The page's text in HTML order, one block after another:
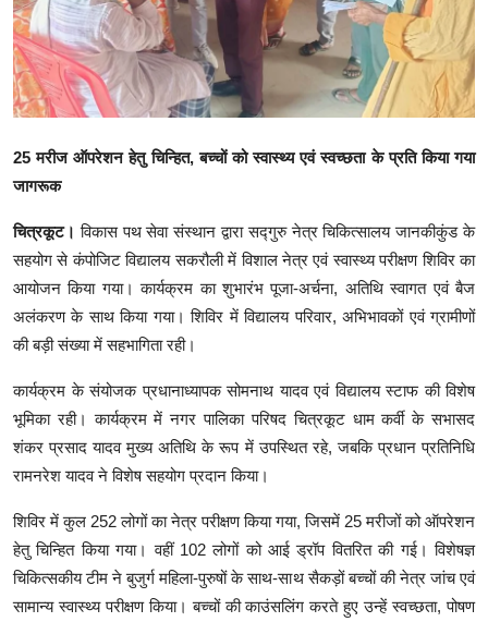
25 मरीज ऑपरेशन हेतु चिन्हित, बच्चों को स्वास्थ्य एवं स्वच्छता के प्रति किया गया
जागरूक
चित्रकूट। विकास पथ सेवा संस्थान द्वारा सद्गुरु नेत्र चिकित्सालय जानकीकुंड के
सहयोग से कंपोजिट विद्यालय सकरौली में विशाल नेत्र एवं स्वास्थ्य परीक्षण शिविर का
आयोजन किया गया। कार्यक्रम का शुभारंभ पूजा-अर्चना, अतिथि स्वागत एवं बैज
अलंकरण के साथ किया गया। शिविर में विद्यालय परिवार, अभिभावकों एवं ग्रामीणों
की बड़ी संख्या में सहभागिता रही।
कार्यक्रम के संयोजक प्रधानाध्यापक सोमनाथ यादव एवं विद्यालय स्टाफ की विशेष
भूमिका रही। कार्यक्रम में नगर पालिका परिषद चित्रकूट धाम कर्वी के सभासद
शंकर प्रसाद यादव मुख्य अतिथि के रूप में उपस्थित रहे, जबकि प्रधान प्रतिनिधि
रामनरेश यादव ने विशेष सहयोग प्रदान किया।
शिविर में कुल 252 लोगों का नेत्र परीक्षण किया गया, जिसमें 25 मरीजों को ऑपरेशन
हेतु चिन्हित किया गया। वहीं 102 लोगों को आई ड्रॉप वितरित की गई। विशेषज्ञ
चिकित्सकीय टीम ने बुजुर्ग महिला-पुरुषों के साथ-साथ सैकड़ों बच्चों की नेत्र जांच एवं
सामान्य स्वास्थ्य परीक्षण किया। बच्चों की काउंसलिंग करते हुए उन्हें स्वच्छता, पोषण